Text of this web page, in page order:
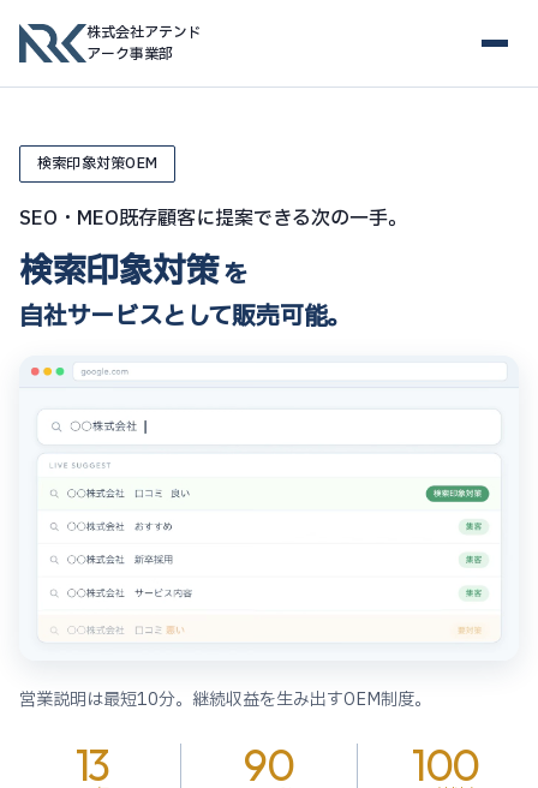
株式会社アテンド
アーク事業部
検索印象対策OEM
SEO・MEO既存顧客に提案できる次の一手。
検索印象対策を
自社サービスとして販売可能。
営業説明は最短10分。継続収益を生み出すOEM制度。
13 90 100